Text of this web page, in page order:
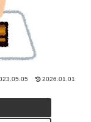
2026.01.01